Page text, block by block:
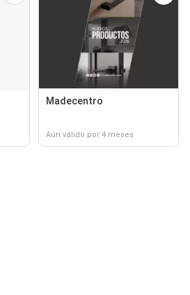
Madecentro
Aún válido por 4 meses